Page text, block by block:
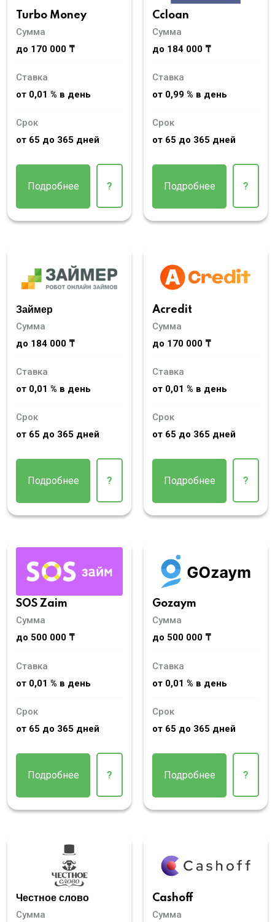
Turbo Money
Сумма
до 170 000 ₸
Ставка
от 0,01 % в день
Срок
от 65 до 365 дней
Подробнее ?
Ccloan
Сумма
до 184 000 ₸
Ставка
от 0,99 % в день
Срок
от 65 до 365 дней
Подробнее ?
Займер
Сумма
до 184 000 ₸
Ставка
от 0,01 % в день
Срок
от 65 до 365 дней
Подробнее ?
Acredit
Сумма
до 170 000 ₸
Ставка
от 0,01 % в день
Срок
от 65 до 365 дней
Подробнее ?
SOS Zaim
Сумма
до 500 000 ₸
Ставка
от 0,01 % в день
Срок
от 65 до 365 дней
Подробнее ?
Gozaym
Сумма
до 500 000 ₸
Ставка
от 0,01 % в день
Срок
от 65 до 365 дней
Подробнее ?
Честное слово
Сумма
Cashoff
Сумма